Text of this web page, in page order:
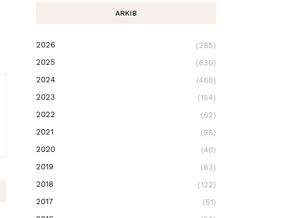
ARKIB
2026
(285)
2025
(630)
2024
(460)
2023
(154)
2022
(62)
2021
(88)
2020
(40)
2019
(63)
2018
(122)
2017
(51)